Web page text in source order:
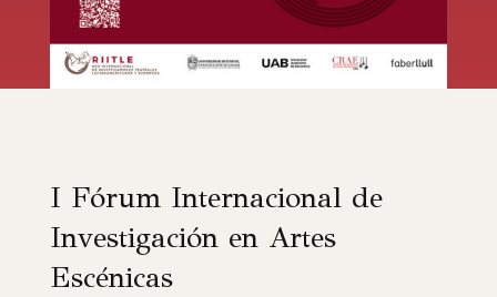
I Fórum Internacional de
Investigación en Artes
Escénicas